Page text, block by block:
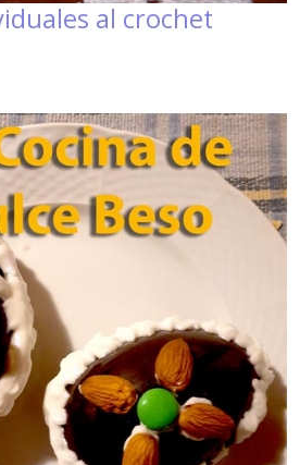
al crochet